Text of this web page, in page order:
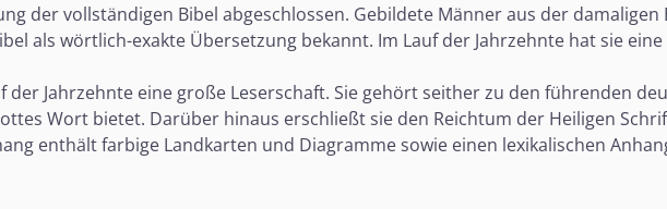
der vollständigen Bibel abgeschlossen. Gebildete Männer aus der
als wörtlich-exakte Übersetzung bekannt. Im Lauf der Jahrzehnte hat sie
Jahrzehnte eine große Leserschaft. Sie gehört seither zu den führenden
Wort bietet. Darüber hinaus erschließt sie den Reichtum der Heiligen
enthält farbige Landkarten und Diagramme sowie einen lexikalischen